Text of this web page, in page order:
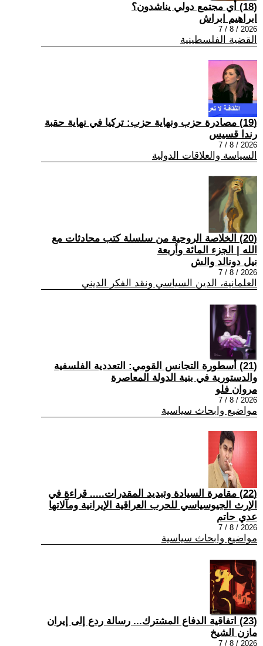
(18) أي مجتمع دولي يناشدون؟
ابراهيم ابراش
2026 / 8 / 7
القضية الفلسطينية
(19) مصادرة حزب ونهاية حزب: تركيا في نهاية حقبة
رندا قسيس
2026 / 8 / 7
السياسة والعلاقات الدولية
(20) الخلاصة الروحية من سلسلة كتب محادثات مع
الله | الجزء المائة وأربعة
نيل دونالد والش
2026 / 8 / 7
العلمانية، الدين السياسي ونقد الفكر الديني
(21) أسطورة التجانس القومي: التعددية الفلسفية
والدستورية في بنية الدولة المعاصرة
مروان فلو
2026 / 8 / 7
مواضيع وابحاث سياسية
(22) مقامرة السيادة وتبديد المقدرات..... قراءة في
الإرث الجيوسياسي للحرب العراقية الإيرانية ومآلاتها
عدي حاتم
2026 / 8 / 7
مواضيع وابحاث سياسية
(23) اتفاقية الدفاع المشترك... رسالة ردع إلى إيران
مازن الشيخ
2026 / 8 / 7